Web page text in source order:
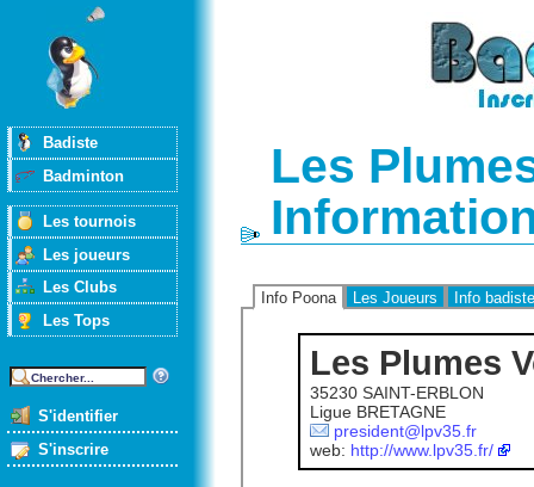
Badiste
Badminton
Les tournois
Les joueurs
Les Clubs
Les Tops
S'identifier
S'inscrire
Les
Info Poona Les Joueurs Info
Les Plumes
35230 SAINT-ERBLON
Ligue BRETAGNE
president@lpv35.fr
web: http://www.lpv35.fr/